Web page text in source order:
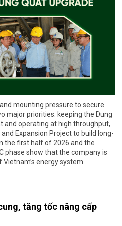
mounting pressure to secure
major priorities: keeping the Dung
and operating at high throughput,
Expansion Project to build long-
the first half of 2026 and the
phase show that the company is
energy system.
tăng tốc nâng cấp